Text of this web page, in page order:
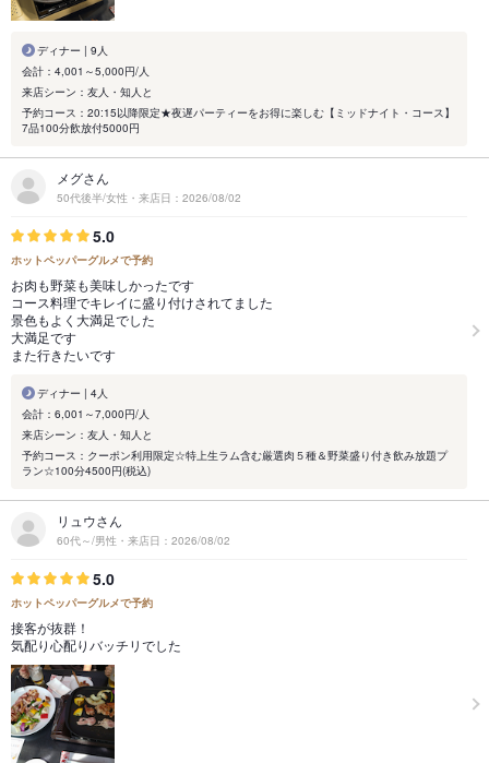
ディナー | 9人
会計：4,001～5,000円/人
来店シーン：友人・知人と
予約コース：20:15以降限定★夜遅パーティーをお得に楽しむ【ミッドナイト・コース】
7品100分飲放付5000円
メグさん
50代後半/女性・来店日：2026/08/02
5.0
ホットペッパーグルメで予約
お肉も野菜も美味しかったです
コース料理でキレイに盛り付けされてました
景色もよく大満足でした
大満足です
また行きたいです
ディナー | 4人
会計：6,001～7,000円/人
来店シーン：友人・知人と
予約コース：クーポン利用限定☆特上生ラム含む厳選肉５種＆野菜盛り付き飲み放題プ
ラン☆100分4500円(税込)
リュウさん
60代～/男性・来店日：2026/08/02
5.0
ホットペッパーグルメで予約
接客が抜群！
気配り心配りバッチリでした